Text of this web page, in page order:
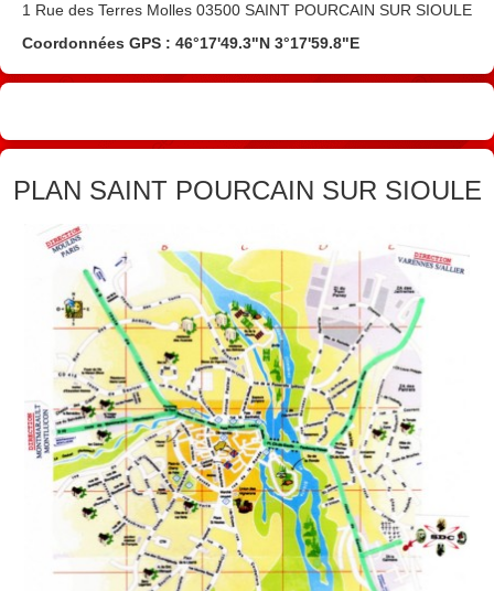
Résultats Agility
Résultats Cavage
Adhésion
Plan Accès Au Club
CSAU
1 Rue des Terres Molles 03500 SAINT POURCAIN SUR SIOULE
Coordonnées GPS : 46°17'49.3"N 3°17'59.8"E
PLAN SAINT POURCAIN SUR SIOULE